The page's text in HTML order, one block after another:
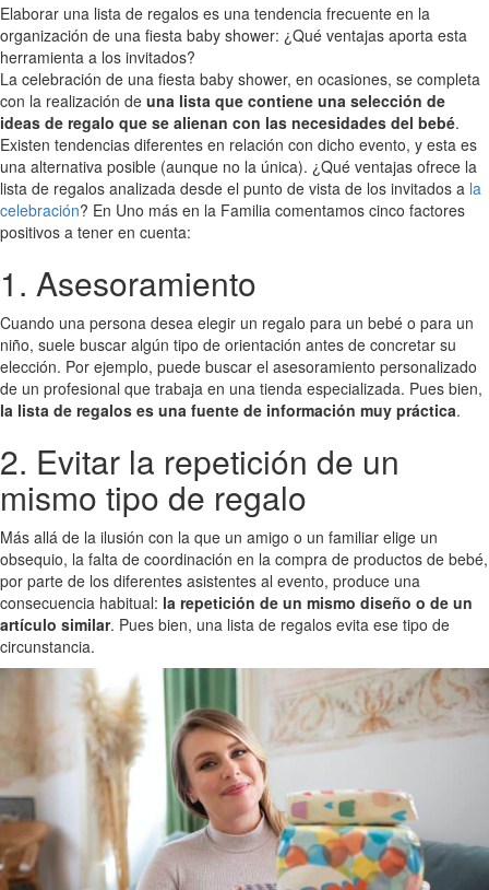
Elaborar una lista de regalos es una tendencia frecuente en la
organización de una fiesta baby shower: ¿Qué ventajas aporta esta
herramienta a los invitados?
La celebración de una fiesta baby shower, en ocasiones, se completa
con la realización de una lista que contiene una selección de
ideas de regalo que se alienan con las necesidades del bebé.
Existen tendencias diferentes en relación con dicho evento, y esta es
una alternativa posible (aunque no la única). ¿Qué ventajas ofrece la
lista de regalos analizada desde el punto de vista de los invitados a la
celebración? En Uno más en la Familia comentamos cinco factores
positivos a tener en cuenta:
1. Asesoramiento
Cuando una persona desea elegir un regalo para un bebé o para un
niño, suele buscar algún tipo de orientación antes de concretar su
elección. Por ejemplo, puede buscar el asesoramiento personalizado
de un profesional que trabaja en una tienda especializada. Pues bien,
la lista de regalos es una fuente de información muy práctica.
2. Evitar la repetición de un
mismo tipo de regalo
Más allá de la ilusión con la que un amigo o un familiar elige un
obsequio, la falta de coordinación en la compra de productos de bebé,
por parte de los diferentes asistentes al evento, produce una
consecuencia habitual: la repetición de un mismo diseño o de un
artículo similar. Pues bien, una lista de regalos evita ese tipo de
circunstancia.